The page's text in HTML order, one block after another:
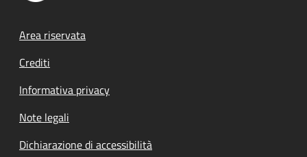
Footer menu
Area riservata
Crediti
Informativa privacy
Note legali
Dichiarazione di accessibilità